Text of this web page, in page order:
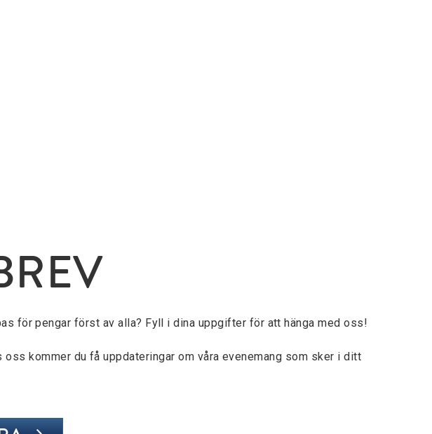
för pengar först av alla? Fyll i dina uppgifter för att hänga med oss!
kommer du få uppdateringar om våra evenemang som sker i ditt